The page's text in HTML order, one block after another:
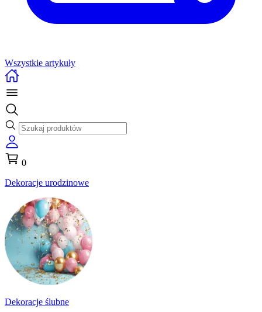
Wszystkie artykuły
0
Dekoracje urodzinowe
Dekoracje ślubne